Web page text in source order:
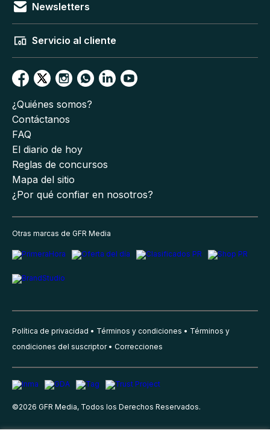
Newsletters
Servicio al cliente
¿Quiénes somos?
Contáctanos
FAQ
El diario de hoy
Reglas de concursos
Mapa del sitio
¿Por qué confiar en nosotros?
Otras marcas de GFR Media
Política de privacidad Términos y condiciones
Términos y
condiciones del suscriptor
Correcciones
©2026 GFR Media, Todos los Derechos Reservados.